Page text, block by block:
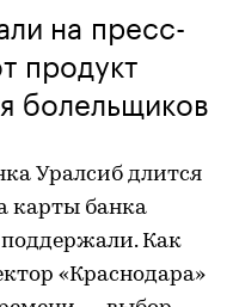
на пресс-
продукт
болельщиков
Уралсиб длится
карты банка
поддержали. Как
«Краснодара»